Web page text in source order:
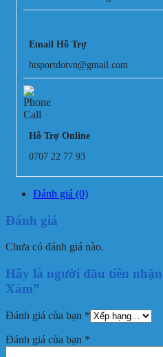
Email Hỗ Trợ
htsportdotvn@gmail.com
Hỗ Trợ Online
0707 22 77 93
Đánh giá (0)
Đánh giá
Chưa có đánh giá nào.
Hãy là người đầu tiên
Xám”
Đánh giá của bạn *
Đánh giá của bạn *